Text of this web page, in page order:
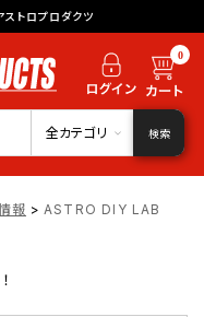
トロプロダクツ
0
全カテゴリ 検索
報 > ASTRO DIY LAB